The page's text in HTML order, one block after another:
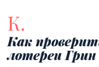
К.
Как
лотереи